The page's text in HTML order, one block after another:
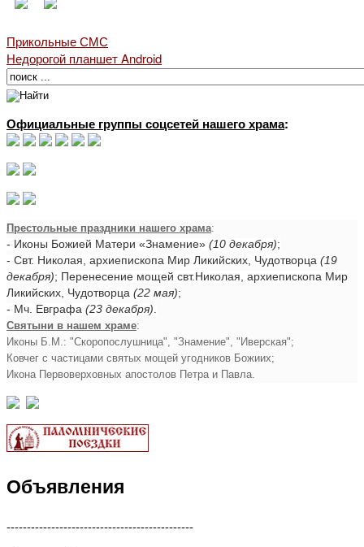
Прикольные СМС
Недорогой планшет Android
Официальные группы соцсетей нашего храма:
Престольные праздники нашего храма:
- Иконы Божией Матери «Знамение» (10 декабря);
- Свт. Николая, архиепископа Мир Ликийских, Чудотворца (19
декабря); Перенесение мощей свт.Николая, архиепископа Мир
Ликийских, Чудотворца (22 мая);
- Мч. Евграфа (23 декабря)
Святыни в нашем храме:
Иконы Б.М.: "Скоропослушница", "Знамение", "Иверская";
Ковчег с частицами святых мощей угодников Божиих;
Икона Первоверховных апостолов Петра и Павла.
Объявления
----------------------------------------------